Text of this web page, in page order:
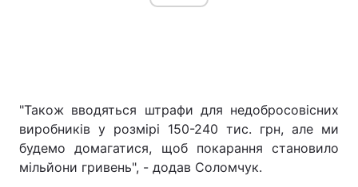
"Також вводяться штрафи для недобросовісних
виробників у розмірі 150-240 тис. грн, але ми
будемо домагатися, щоб покарання становило
мільйони гривень", - додав Соломчук.